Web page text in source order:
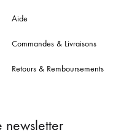
Aide
Commandes & Livraisons
Retours & Remboursements
newsletter